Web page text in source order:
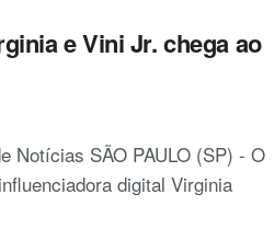
e Vini Jr. chega ao
Notícias SÃO PAULO (SP) - O
digital Virginia